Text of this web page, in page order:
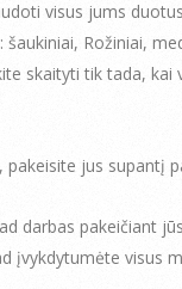
visus jums
šaukiniai, Rožiniai,
skaityti tik tada,
pakeisite jus supantį
darbas pakeičiant
įvykdytumėte visus